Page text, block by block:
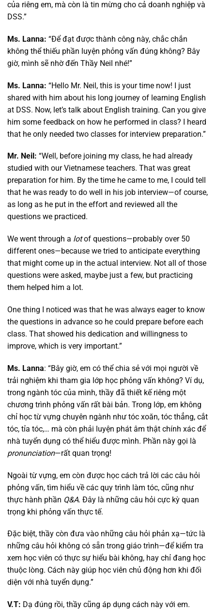
của riêng em, mà còn là tin mừng cho cả doanh nghiệp và
DSS.”
Ms. Lanna: “Để đạt được thành công này, chắc chắn
không thể thiếu phần luyện phỏng vấn đúng không? Bây
giờ, mình sẽ nhờ đến Thầy Neil nhé!”
Ms. Lanna: “Hello Mr. Neil, this is your time now! I just
shared with him about his long journey of learning English
at DSS. Now, let’s talk about English training. Can you give
him some feedback on how he performed in class? I heard
that he only needed two classes for interview preparation.”
Mr. Neil: “Well, before joining my class, he had already
studied with our Vietnamese teachers. That was great
preparation for him. By the time he came to me, I could tell
that he was ready to do well in his job interview—of course,
as long as he put in the effort and reviewed all the
questions we practiced.
We went through a lotof questions—probably over 50
different ones—because we tried to anticipate everything
that might come up in the actual interview. Not all of those
questions were asked, maybe just a few, but practicing
them helped him a lot.
One thing I noticed was that he was always eager to know
the questions in advance so he could prepare before each
class. That showed his dedication and willingness to
improve, which is very important.”
Ms. Lanna: “Bây giờ, em có thể chia sẻ với mọi người về
trải nghiệm khi tham gia lớp học phỏng vấn không? Ví dụ,
trong ngành tóc của mình, thầy đã thiết kế riêng một
chương trình phỏng vấn rất bài bản. Trong lớp, em không
chỉ học từ vựng chuyên ngành như tóc xoăn, tóc thẳng, cắt
tóc, tỉa tóc,… mà còn phải luyện phát âm thật chính xác để
nhà tuyển dụng có thể hiểu được mình. Phần này gọi là
pronunciation—rất quan trọng!
Ngoài từ vựng, em còn được học cách trả lời các câu hỏi
phỏng vấn, tìm hiểu về các quy trình làm tóc, cũng như
thực hành phần Q&A. Đây là những câu hỏi cực kỳ quan
trọng khi phỏng vấn thực tế.
Đặc biệt, thầy còn đưa vào những câu hỏi phản xạ—tức là
những câu hỏi không có sẵn trong giáo trình—để kiểm tra
xem học viên có thực sự hiểu bài không, hay chỉ đang học
thuộc lòng. Cách này giúp học viên chủ động hơn khi đối
diện với nhà tuyển dụng.”
V.T: Dạ đúng rồi, thầy cũng áp dụng cách này với em.